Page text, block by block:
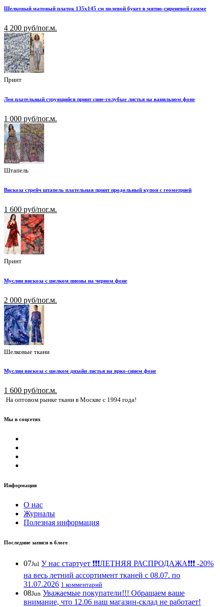
Шелковый матовый платок 135х145 см полевой букет в мятно-сиреневой гамме
4 200 руб/пог.м.
Принт
Лен плательный струящийся принт сине-голубые листья на ванильном фоне
1 000 руб/пог.м.
Штапель
Вискоза стрейч штапель плательная принт продольный купон с геометрией
1 600 руб/пог.м.
Принт
Муслин вискоза с шелком пионы на черном фоне
2 000 руб/пог.м.
Шелковые ткани
Муслин вискоза с шелком дизайн листья на ярко-синем фоне
1 600 руб/пог.м.
На оптовом рынке ткани в Москве с 1994 года!
Мы в соцсетях
Информация
О нас
Журналы
Полезная информация
Последние записи в блоге
07Jul У нас стартует ❗️❗️❗️ЛЕТНЯЯ РАСПРОДАЖА❗️❗️❗️ -20%
на весь летний ассортимент тканей с 08.07. по
31.07.2026 1 комментарий
08Jun Уважаемые покупатели!!! Обращаем ваше
внимание, что 12.06 наш магазин-склад не работает!